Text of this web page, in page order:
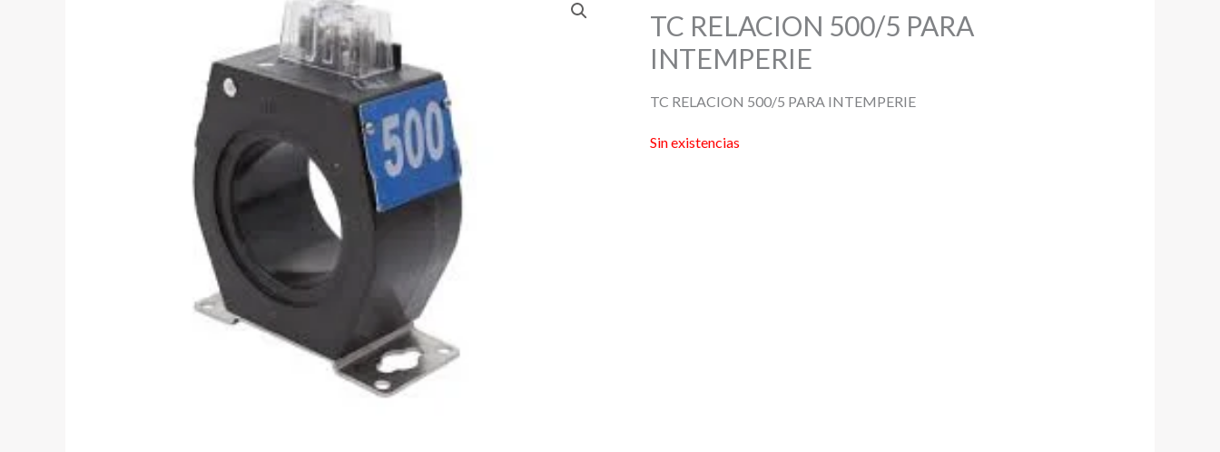
TC RELACION 500/5 PARA
INTEMPERIE
TC RELACION 500/5 PARA INTEMPERIE
Sin existencias